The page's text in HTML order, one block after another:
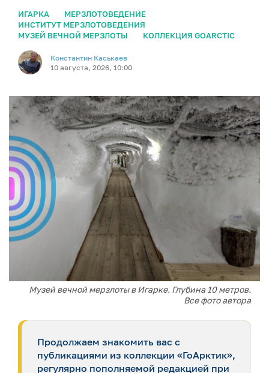
ИГАРКА
МЕРЗЛОТОВЕДЕНИЕ
ИНСТИТУТ МЕРЗЛОТОВЕДЕНИЯ
МУЗЕЙ ВЕЧНОЙ МЕРЗЛОТЫ
КОЛЛЕКЦИЯ GOARCTIC
Константин Каськаев
10 августа, 2026, 10:00
Музей вечной мерзлоты в Игарке. Глубина 10 метров.
Все фото автора
Продолжаем знакомить вас с
публикациями из коллекции «ГоАрктик»,
регулярно пополняемой редакцией при